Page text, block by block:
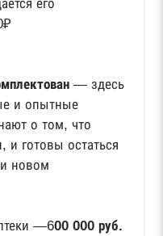
его
— здесь
и опытные
о том, что
и готовы остаться
новом
—600 000 руб.